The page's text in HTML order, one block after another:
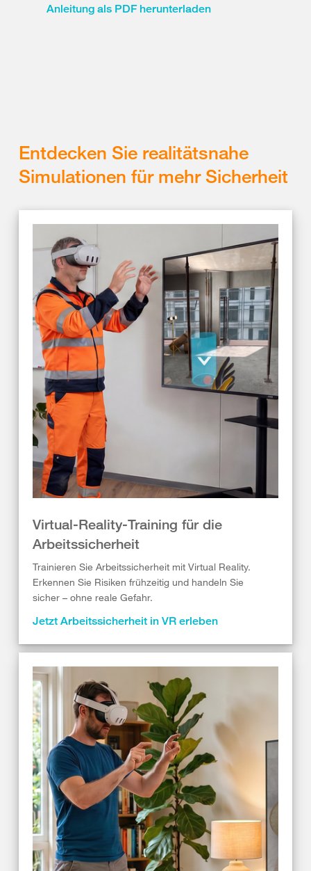
Anleitung als PDF herunterladen
Entdecken Sie realitätsnahe
Simulationen für mehr Sicherheit
Virtual-Reality-Training für die
Arbeitssicherheit
Trainieren Sie Arbeitssicherheit mit Virtual Reality.
Erkennen Sie Risiken frühzeitig und handeln Sie
sicher – ohne reale Gefahr.
Jetzt Arbeitssicherheit in VR erleben